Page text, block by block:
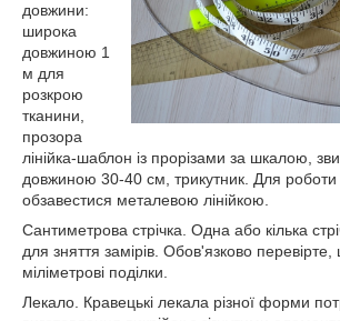
довжини:
широка
довжиною 1
м для
розкрою
тканини,
прозора
лінійка-шаблон із прорізами за шкалою,
довжиною 30-40 см, трикутник. Для роботи
обзавестися металевою лінійкою.
Сантиметрова стрічка. Одна або кілька
для зняття замірів. Обов'язково
міліметрові поділки.
Лекало. Кравецькі лекала різної форми